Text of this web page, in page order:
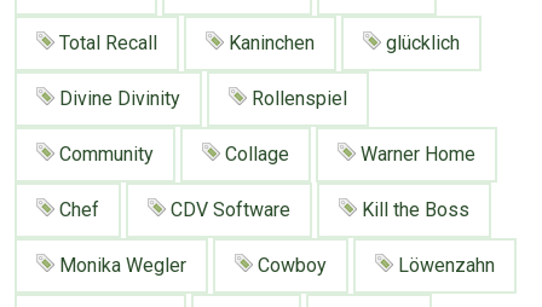
Total Recall Kaninchen glücklich
Divine Divinity Rollenspiel
Community Collage Warner Home
Chef CDV Software Kill the Boss
Monika Wegler Cowboy Löwenzahn